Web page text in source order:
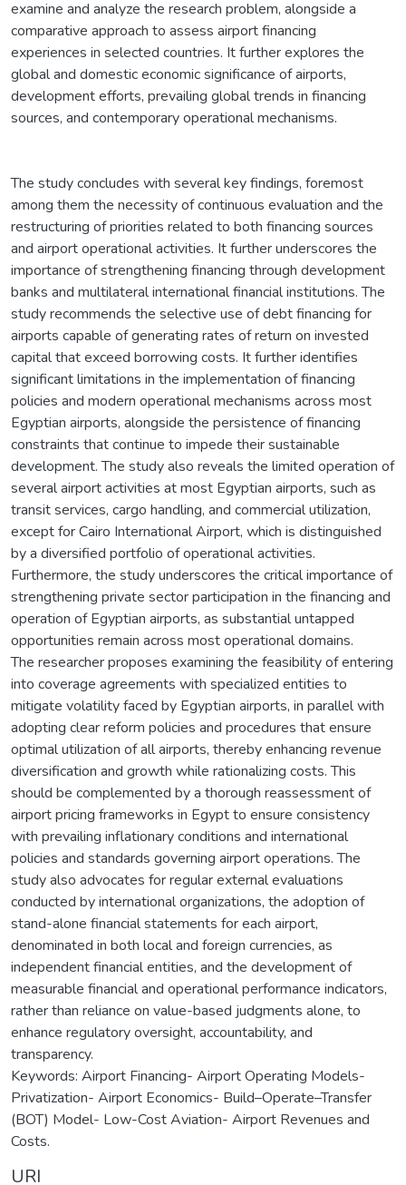
examine and analyze the research problem, alongside a
comparative approach to assess airport financing
experiences in selected countries. It further explores the
global and domestic economic significance of airports,
development efforts, prevailing global trends in financing
sources, and contemporary operational mechanisms.
The study concludes with several key findings, foremost
among them the necessity of continuous evaluation and the
restructuring of priorities related to both financing sources
and airport operational activities. It further underscores the
importance of strengthening financing through development
banks and multilateral international financial institutions. The
study recommends the selective use of debt financing for
airports capable of generating rates of return on invested
capital that exceed borrowing costs. It further identifies
significant limitations in the implementation of financing
policies and modern operational mechanisms across most
Egyptian airports, alongside the persistence of financing
constraints that continue to impede their sustainable
development. The study also reveals the limited operation of
several airport activities at most Egyptian airports, such as
transit services, cargo handling, and commercial utilization,
except for Cairo International Airport, which is distinguished
by a diversified portfolio of operational activities.
Furthermore, the study underscores the critical importance of
strengthening private sector participation in the financing and
operation of Egyptian airports, as substantial untapped
opportunities remain across most operational domains.
The researcher proposes examining the feasibility of entering
into coverage agreements with specialized entities to
mitigate volatility faced by Egyptian airports, in parallel with
adopting clear reform policies and procedures that ensure
optimal utilization of all airports, thereby enhancing revenue
diversification and growth while rationalizing costs. This
should be complemented by a thorough reassessment of
airport pricing frameworks in Egypt to ensure consistency
with prevailing inflationary conditions and international
policies and standards governing airport operations. The
study also advocates for regular external evaluations
conducted by international organizations, the adoption of
stand-alone financial statements for each airport,
denominated in both local and foreign currencies, as
independent financial entities, and the development of
measurable financial and operational performance indicators,
rather than reliance on value-based judgments alone, to
enhance regulatory oversight, accountability, and
transparency.
Keywords: Airport Financing- Airport Operating Models-
Privatization- Airport Economics- Build–Operate–Transfer
(BOT) Model- Low-Cost Aviation- Airport Revenues and
Costs.
URI